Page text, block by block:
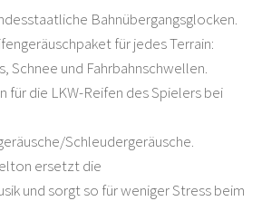
Bahnübergangsglocken.
für jedes Terrain:
Schnee und Fahrbahnschwellen.
für die LKW-Reifen des Spielers bei
Schleudergeräusche.
ersetzt die
und sorgt so für weniger Stress beim